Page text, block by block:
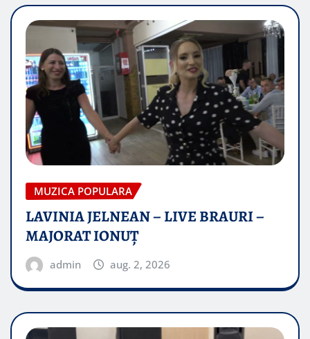
MUZICA POPULARA
LAVINIA JELNEAN – LIVE BRAURI –
MAJORAT IONUŢ
admin aug. 2, 2026